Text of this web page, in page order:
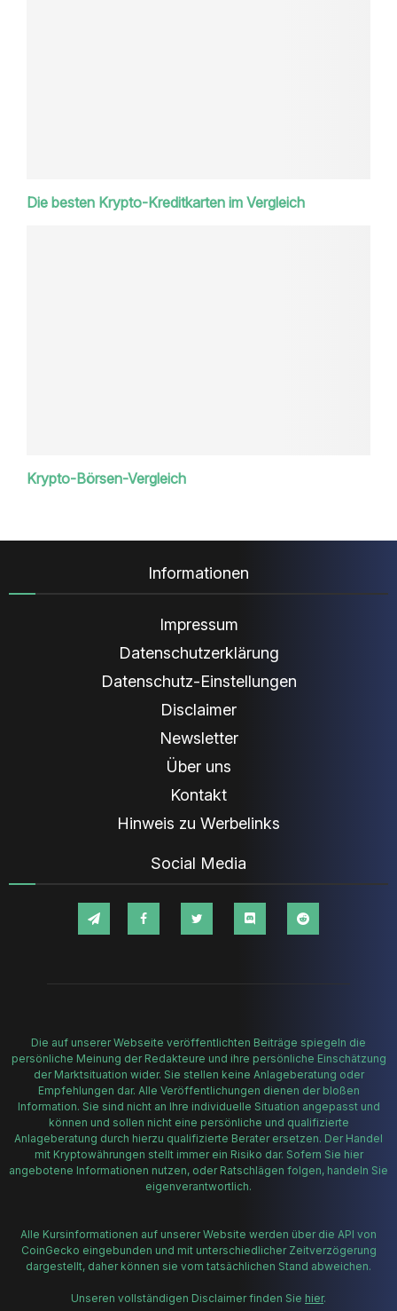
Die besten Krypto-Kreditkarten im Vergleich
Krypto-Börsen-Vergleich
Informationen
Impressum
Datenschutzerklärung
Datenschutz-Einstellungen
Disclaimer
Newsletter
Über uns
Kontakt
Hinweis zu Werbelinks
Social Media
Die auf unserer Webseite veröffentlichten Beiträge spiegeln die
persönliche Meinung der Redakteure und ihre persönliche Einschätzung
der Marktsituation wider. Sie stellen keine Anlageberatung oder
Empfehlungen dar. Alle Veröffentlichungen dienen der bloßen
Information. Sie sind nicht an Ihre individuelle Situation angepasst und
können und sollen nicht eine persönliche und qualifizierte
Anlageberatung durch hierzu qualifizierte Berater ersetzen. Der Handel
mit Kryptowährungen stellt immer ein Risiko dar. Sofern Sie hier
angebotene Informationen nutzen, oder Ratschlägen folgen, handeln Sie
eigenverantwortlich.
Alle Kursinformationen auf unserer Website werden über die API von
CoinGecko eingebunden und mit unterschiedlicher Zeitverzögerung
dargestellt, daher können sie vom tatsächlichen Stand abweichen.
Unseren vollständigen Disclaimer finden Sie hier.